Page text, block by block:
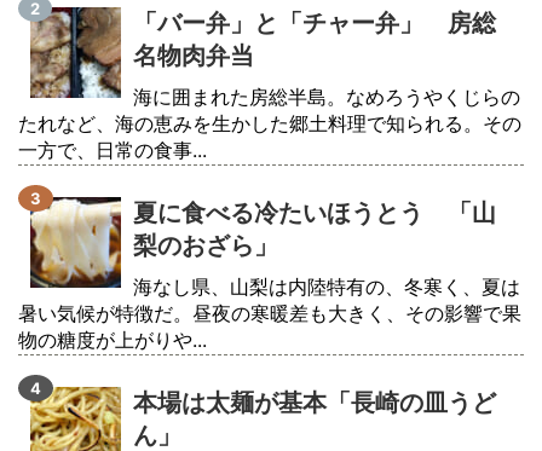
「バー弁」と「チャー弁」 房総
名物肉弁当
海に囲まれた房総半島。なめろうやくじらの
たれなど、海の恵みを生かした郷土料理で知られる。その
一方で、日常の食事...
夏に食べる冷たいほうとう 「山
梨のおざら」
海なし県、山梨は内陸特有の、冬寒く、夏は
暑い気候が特徴だ。昼夜の寒暖差も大きく、その影響で果
物の糖度が上がりや...
本場は太麺が基本「長崎の皿うど
ん」